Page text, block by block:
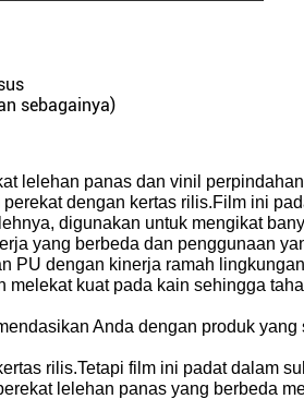
sebagainya)
lelehan panas dan vinil
dengan kertas rilis.Film ini
digunakan untuk mengikat
yang berbeda dan penggunaan
PU dengan kinerja ramah
kuat pada kain sehingga
Anda dengan produk yang
rilis.Tetapi film ini padat dalam
lelehan panas yang berbeda